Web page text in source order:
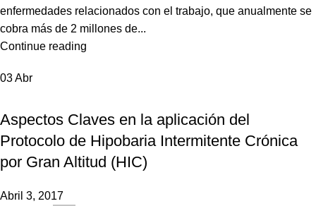
enfermedades relacionados con el trabajo, que anualmente se
cobra más de 2 millones de...
Continue reading
03Abr
Aspectos Claves en la aplicación del
Protocolo de Hipobaria Intermitente Crónica
por Gran Altitud (HIC)
Abril 3, 2017